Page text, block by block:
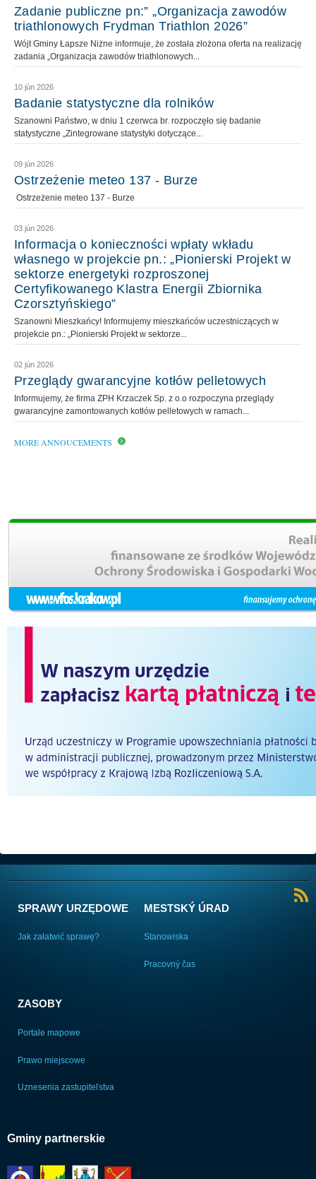
Zadanie publiczne pn:” „Organizacja zawodów
triathlonowych Frydman Triathlon 2026”
Wójt Gminy Łapsze Niżne informuje, że została złożona oferta na realizację
zadania „Organizacja zawodów triathlonowych...
10 jún 2026
Badanie statystyczne dla rolników
Szanowni Państwo, w dniu 1 czerwca br. rozpoczęło się badanie
statystyczne „Zintegrowane statystyki dotyczące...
09 jún 2026
Ostrzeżenie meteo 137 - Burze
Ostrzeżenie meteo 137 - Burze
03 jún 2026
Informacja o konieczności wpłaty wkładu
własnego w projekcie pn.: „Pionierski Projekt w
sektorze energetyki rozproszonej
Certyfikowanego Klastra Energii Zbiornika
Czorsztyńskiego”
Szanowni Mieszkańcy! Informujemy mieszkańców uczestniczących w
projekcie pn.: „Pionierski Projekt w sektorze...
02 jún 2026
Przeglądy gwarancyjne kotłów pelletowych
Informujemy, że firma ZPH Krzaczek Sp. z o.o rozpoczyna przeglądy
gwarancyjne zamontowanych kotłów pelletowych w ramach...
MORE ANNOUCEMENTS
SPRAWY URZĘDOWE
Jak załatwić sprawę?
MESTSKÝ ÚRAD
Stanowiska
Pracovný čas
ZASOBY
Portale mapowe
Prawo miejscowe
Uznesenia zastupiteľstva
Gminy partnerskie